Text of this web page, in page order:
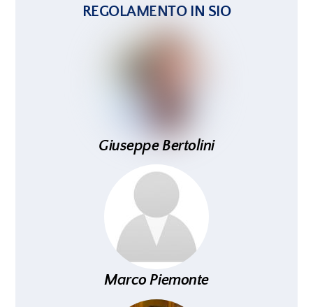
REGOLAMENTO IN SIO
Giuseppe Bertolini
Marco Piemonte